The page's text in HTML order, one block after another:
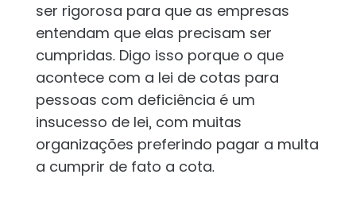
ser rigorosa para que as empresas
entendam que elas precisam ser
cumpridas. Digo isso porque o que
acontece com a lei de cotas para
pessoas com deficiência é um
insucesso de lei, com muitas
organizações preferindo pagar a multa
a cumprir de fato a cota.